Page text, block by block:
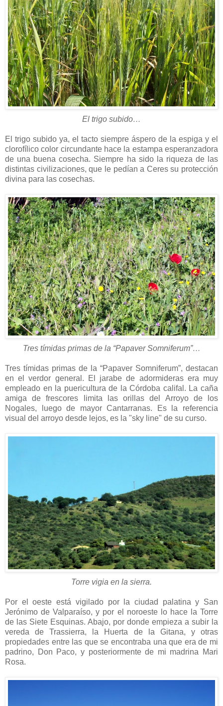
El trigo subido…
El trigo subido ya, el tacto siempre áspero de la espiga y el
clorofílico color circundante hace la estampa esperanzadora
de una buena cosecha. Siempre ha sido la riqueza de las
distintas civilizaciones, que le pedían a Ceres su protección
divina para las cosechas.
Tres tímidas primas de la “Papaver Somniferum”…
Tres tímidas primas de la “Papaver Somniferum”, destacan
en el verdor general. El jarabe de adormideras era muy
empleado en la puericultura de la Córdoba califal. La caña
amiga de frescores limita las orillas del Arroyo de los
Nogales, luego de mayor Cantarranas. Es la referencia
visual del arroyo desde lejos, es la "sky line" de su curso.
Torre vigia en la sierra.
Por el oeste está vigilado por la ciudad palatina y San
Jerónimo de Valparaíso, y por el noroeste lo hace la Torre
de las Siete Esquinas. Abajo, por donde empieza a subir la
vereda de Trassierra, la Huerta de la Gitana, y otras
propiedades entre las que se encontraba una que era de mi
padrino, Don Paco, y posteriormente de mi madrina Mari
Rosa.